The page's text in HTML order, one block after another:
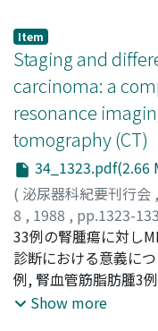
Item
Staging and
carcinoma: a
resonance
tomography (CT)
34_1323.pdf(2.66
( 泌尿器科紀要刊行会 ,
8 , 1988 , pp.1323-
NISHIMURA, Kazuo;
YOSHIDA, Osamu;
田, 収一;岡田, 謙一郎;
33例の腎腫瘍に対し
診断における意義に
例, 腎血管筋脂肪腫3
例である.stagingの正
Show more